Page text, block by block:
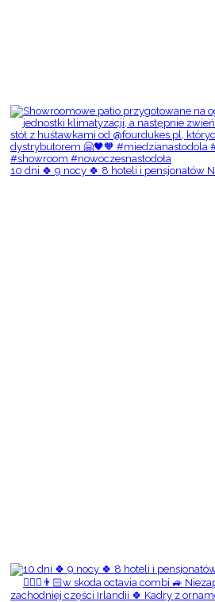
10 dni 🍀 9 nocy 🍀 8 hoteli i pensjonatów N